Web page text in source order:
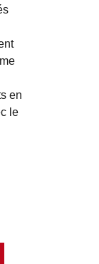
en
le